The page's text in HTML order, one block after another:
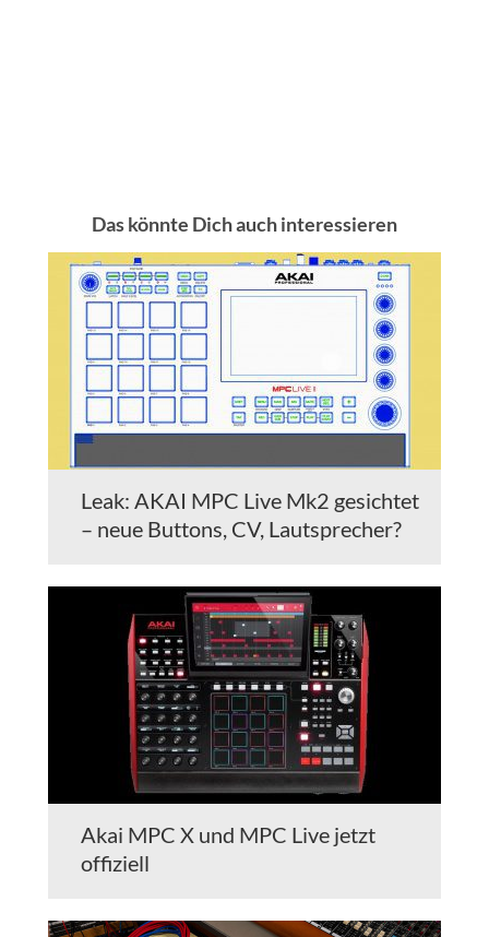
Das könnte Dich auch interessieren
Leak: AKAI MPC Live Mk2 gesichtet
– neue Buttons, CV, Lautsprecher?
Akai MPC X und MPC Live jetzt
offiziell